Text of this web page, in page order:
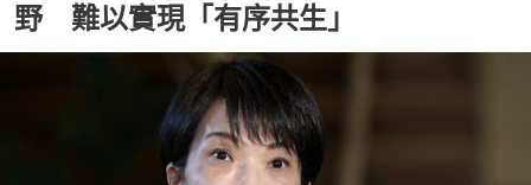
野 難以實現「有序共生」